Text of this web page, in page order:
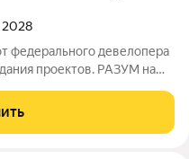
2028
проектов. РАЗУМ на
Квартал в Чкаловском